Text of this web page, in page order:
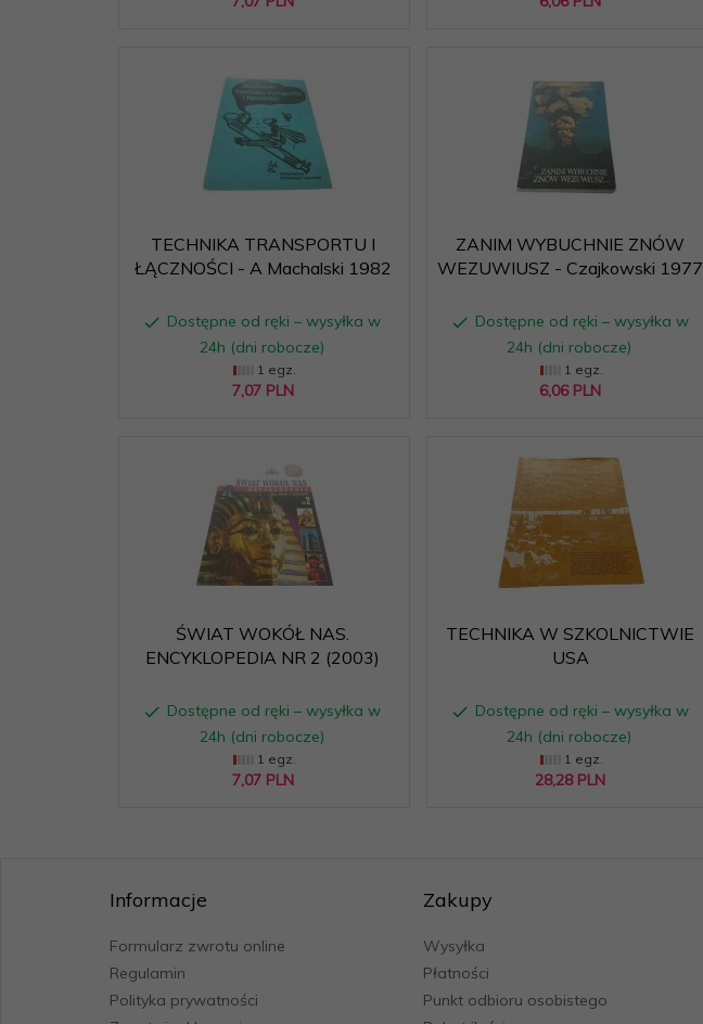
TECHNIKA TRANSPORTU I
ŁĄCZNOŚCI - A Machalski 1982
Dostępne od ręki – wysyłka w
24h (dni robocze)
1 egz.
7,07 PLN
ZANIM WYBUCHNIE ZNÓW
WEZUWIUSZ - Czajkowski 1977
Dostępne od ręki – wysyłka w
24h (dni robocze)
1 egz.
6,06 PLN
ŚWIAT WOKÓŁ NAS.
ENCYKLOPEDIA NR 2 (2003)
Dostępne od ręki – wysyłka w
24h (dni robocze)
1 egz.
7,07 PLN
TECHNIKA W SZKOLNICTWIE
USA
Dostępne od ręki – wysyłka w
24h (dni robocze)
1 egz.
28,28 PLN
Informacje
Formularz zwrotu online
Regulamin
Polityka prywatności
Zakupy
Wysyłka
Płatności
Punkt odbioru osobistego